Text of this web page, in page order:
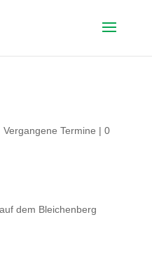
Vergangene Termine | 0
dem Bleichenberg